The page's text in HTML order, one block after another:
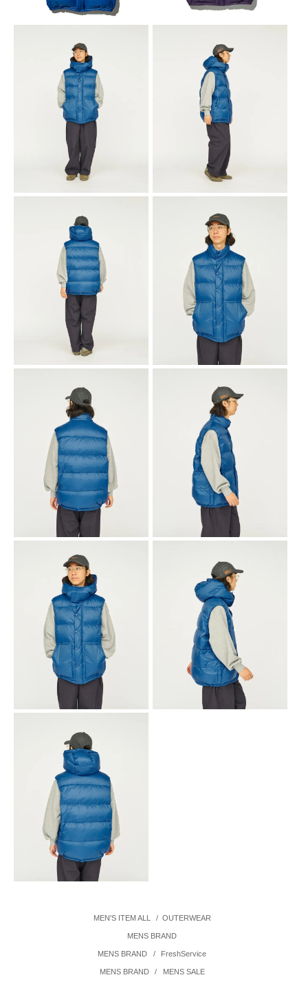
MEN'S ITEM ALL / OUTERWEAR
MENS BRAND
MENS BRAND / FreshService
MENS BRAND / MENS SALE